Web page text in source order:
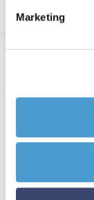
Marketing